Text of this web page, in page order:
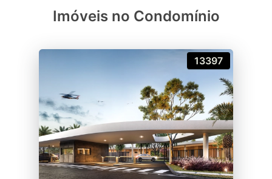
Imóveis no Condomínio
13397